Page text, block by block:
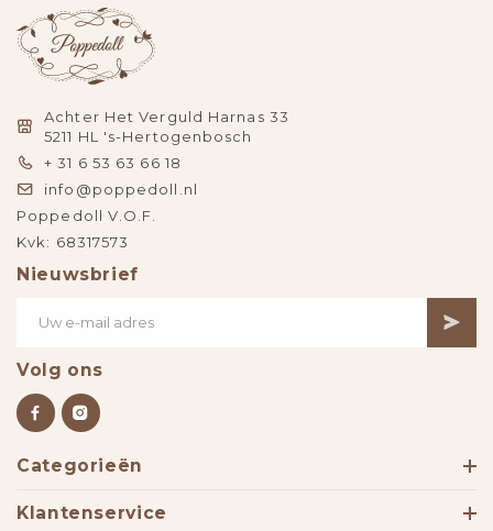
Achter Het Verguld Harnas 33
5211 HL 's-Hertogenbosch
+ 31 6 53 63 66 18
info@poppedoll.nl
Poppedoll V.O.F.
Kvk: 68317573
Nieuwsbrief
Volg ons
Categorieën
Klantenservice